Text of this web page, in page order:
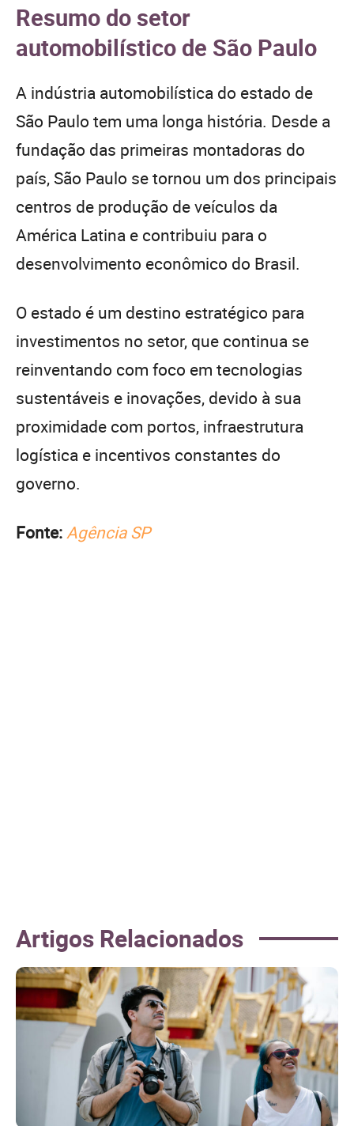
Resumo do setor
automobilístico de São Paulo
A indústria automobilística do estado de
São Paulo tem uma longa história. Desde a
fundação das primeiras montadoras do
país, São Paulo se tornou um dos principais
centros de produção de veículos da
América Latina e contribuiu para o
desenvolvimento econômico do Brasil.
O estado é um destino estratégico para
investimentos no setor, que continua se
reinventando com foco em tecnologias
sustentáveis e inovações, devido à sua
proximidade com portos, infraestrutura
logística e incentivos constantes do
governo.
Fonte: Agência SP
Artigos Relacionados